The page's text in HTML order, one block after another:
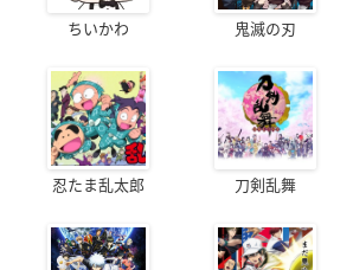
ちいかわ 鬼滅の刃
忍たま乱太郎 刀剣乱舞